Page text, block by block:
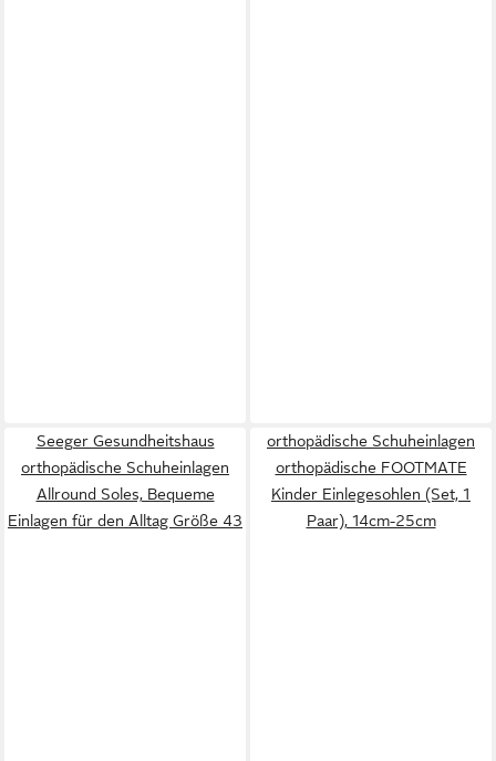
Seeger Gesundheitshaus
orthopädische Schuheinlagen
Allround Soles, Bequeme
Einlagen für den Alltag Größe 43
orthopädische Schuheinlagen
orthopädische FOOTMATE
Kinder Einlegesohlen (Set, 1
Paar), 14cm-25cm